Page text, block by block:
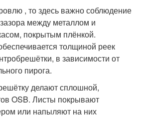
, то здесь важно соблюдение
между металлом и
покрытым плёнкой.
толщиной реек
в зависимости от
пирога.
делают сплошной,
OSB. Листы покрывают
или напыляют на них